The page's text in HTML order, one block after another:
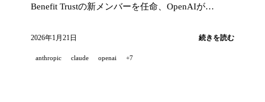
Benefit Trustの新メンバーを任命、OpenAIが
が無料のSAT模擬試験とClassroomのアップデート
2026年1月21日 続きを読む
anthropic claude openai +7